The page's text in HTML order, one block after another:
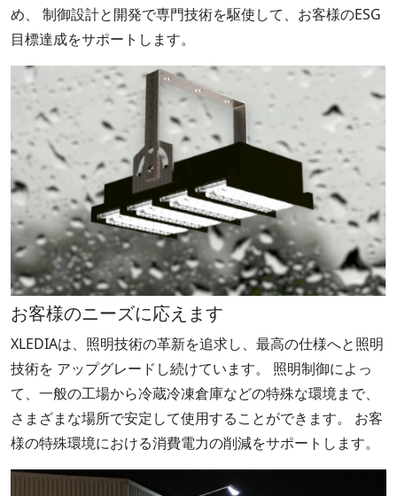
め、 制御設計と開発で専門技術を駆使して、お客様のESG
目標達成をサポートします。
お客様のニーズに応えます
XLEDIAは、照明技術の革新を追求し、最高の仕様へと照明
技術を アップグレードし続けています。 照明制御によっ
て、一般の工場から冷蔵冷凍倉庫などの特殊な環境まで、
さまざまな場所で安定して使用することができます。 お客
様の特殊環境における消費電力の削減をサポートします。